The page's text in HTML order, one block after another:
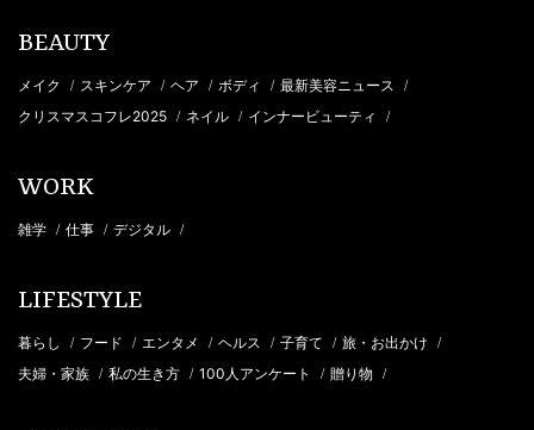
BEAUTY
メイク / スキンケア / ヘア / ボディ / 最新美容ニュース /
クリスマスコフレ2025 / ネイル / インナービューティ /
WORK
雑学 / 仕事 / デジタル /
LIFESTYLE
暮らし / フード / エンタメ / ヘルス / 子育て / 旅・お出かけ /
夫婦・家族 / 私の生き方 / 100人アンケート / 贈り物 /